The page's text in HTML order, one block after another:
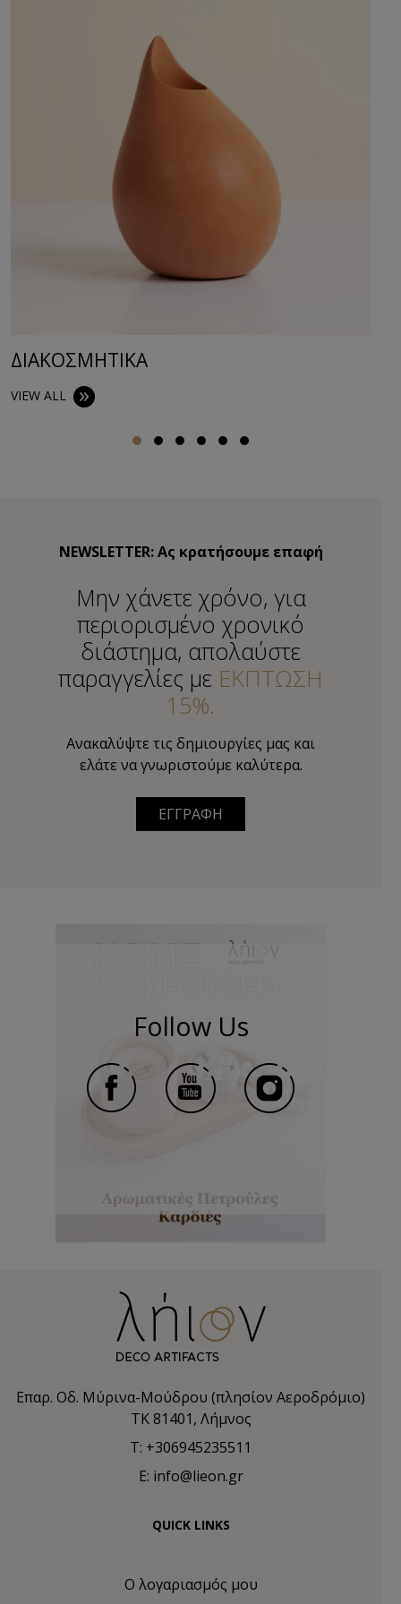
ΚΕΡΙΑ & ΑΡΩΜΑΤΙΚΑ
VIEW ALL
NEWSLETTER: Ας κρατήσουμε επαφή
Μην χάνετε χρόνο, για
περιορισμένο χρονικό
διάστημα, απολαύστε
παραγγελίες με ΕΚΠΤΩΣΗ
15%.
Ανακαλύψτε τις δημιουργίες μας και
ελάτε να γνωριστούμε καλύτερα.
ΕΓΓΡΑΦΗ
Follow Us
Επαρ. Οδ. Μύρινα-Μούδρου (πλησίον Αεροδρόμιο)
TK 81401, Λήμνος
T: +306945235511
E: info@lieon.gr
QUICK LINKS
Ο λογαριασμός μου